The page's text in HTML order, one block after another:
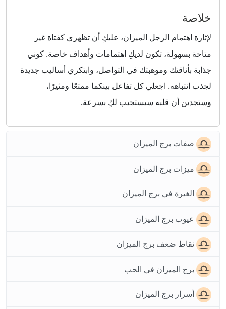
خلاصة
لإثارة اهتمام الرجل الميزان، عليكِ أن تظهري كفتاة غير
متاحة بسهولة، تكون لديكِ اهتمامات وأهداف خاصة. كوني
جذابة بأناقتك وموهبتك في التواصل، وابتكري أساليب جديدة
لجذب انتباهه. اجعلي كل تفاعل بينكما ممتعًا ومثيرًا،
وستجدين أن قلبه سيستجيب لكِ بسرعة.
صفات برج الميزان
ميزات برج الميزان
الغيرة في برج الميزان
عيوب برج الميزان
نقاط ضعف برج الميزان
برج الميزان في الحب
أسرار برج الميزان